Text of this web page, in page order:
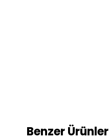
Benzer Ürünler